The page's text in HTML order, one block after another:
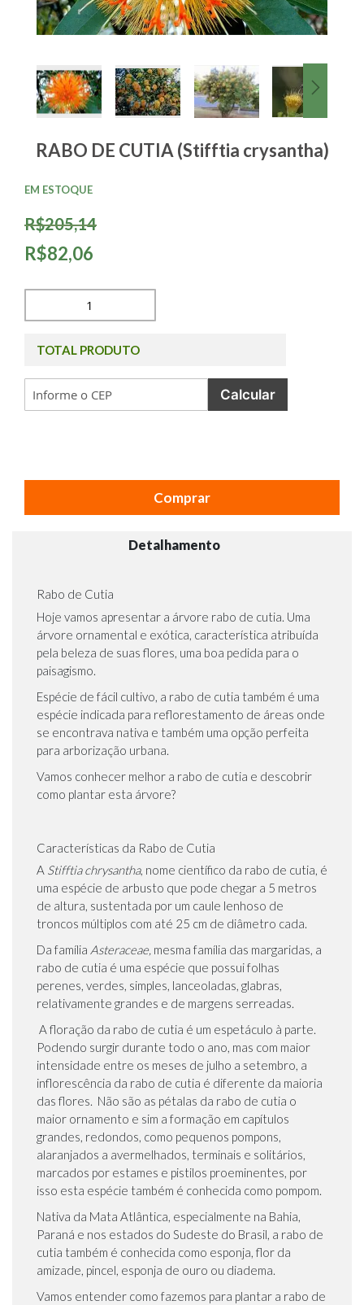
RABO DE CUTIA (Stifftia crysantha)
R$205,14
R$82,06
EM ESTOQUE
TOTAL PRODUTO
Calcular
Comprar
Detalhamento
Rabo de Cutia
Hoje vamos apresentar a árvore rabo de cutia. Uma
árvore ornamental e exótica, característica atribuída
pela beleza de suas flores, uma boa pedida para o
paisagismo.
Espécie de fácil cultivo, a rabo de cutia também é uma
espécie indicada para reflorestamento de áreas onde
se encontrava nativa e também uma opção perfeita
para arborização urbana.
Vamos conhecer melhor a rabo de cutia e descobrir
como plantar esta árvore?
Características da Rabo de Cutia
A Stifftia chrysantha, nome científico da rabo de cutia, é
uma espécie de arbusto que pode chegar a 5 metros
de altura, sustentada por um caule lenhoso de
troncos múltiplos com até 25 cm de diâmetro cada.
Da família Asteraceae, mesma família das margaridas, a
rabo de cutia é uma espécie que possui folhas
perenes, verdes, simples, lanceoladas, glabras,
relativamente grandes e de margens serreadas.
A floração da rabo de cutia é um espetáculo à parte.
Podendo surgir durante todo o ano, mas com maior
intensidade entre os meses de julho a setembro, a
inflorescência da rabo de cutia é diferente da maioria
das flores. Não são as pétalas da rabo de cutia o
maior ornamento e sim a formação em capítulos
grandes, redondos, como pequenos pompons,
alaranjados a avermelhados, terminais e solitários,
marcados por estames e pistilos proeminentes, por
isso esta espécie também é conhecida como pompom.
Nativa da Mata Atlântica, especialmente na Bahia,
Paraná e nos estados do Sudeste do Brasil, a rabo de
cutia também é conhecida como esponja, flor da
amizade, pincel, esponja de ouro ou diadema.
Vamos entender como fazemos para plantar a rabo de